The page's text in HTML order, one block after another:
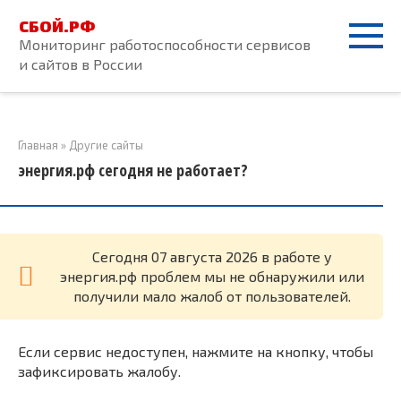
контенту
СБОЙ.РФ
Мониторинг работоспособности сервисов
и сайтов в России
Главная » Другие сайты
энергия.рф сегодня не работает?
Cегодня 07 августа 2026 в работе у
энергия.рф проблем мы не обнаружили или
получили мало жалоб от пользователей.
Если сервис недоступен, нажмите на кнопку, чтобы
зафиксировать жалобу.